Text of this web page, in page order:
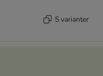
5 varianter